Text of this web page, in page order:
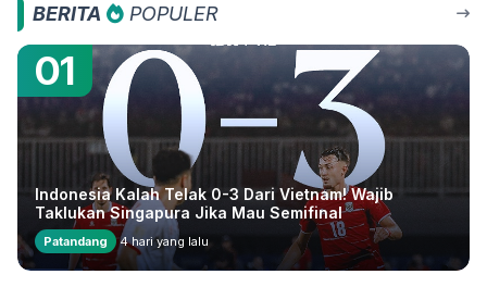
BERITA POPULER
01
Indonesia Kalah Telak 0-3 Dari Vietnam! Wajib
Taklukan Singapura Jika Mau Semifinal
Patandang 4 hari yang lalu